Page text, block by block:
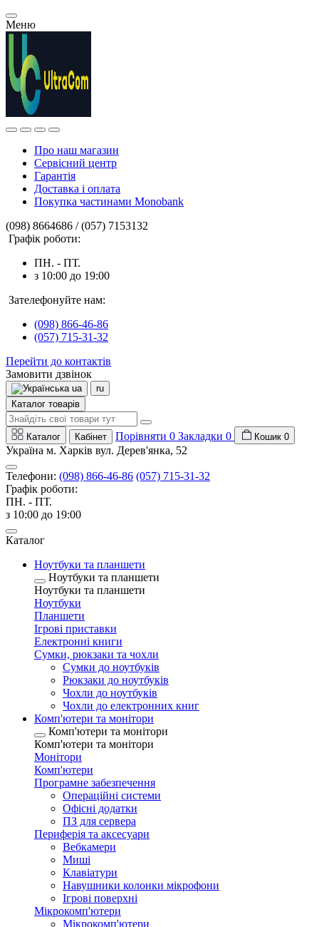
Меню
Про наш магазин
Сервісний центр
Гарантія
Доставка і оплата
Покупка частинами Monobank
(098) 8664686 / (057) 7153132
Графік роботи:
ПН. - ПТ.
з 10:00 до 19:00
Зателефонуйте нам:
(098) 866-46-86
(057) 715-31-32
Перейти до контактів
Замовити дзвінок
ua
ru
Каталог товарів
Каталог Кабінет Порівняти 0 Закладки 0 Кошик 0
Україна м. Харків вул. Дерев'янка, 52
Телефони: (098) 866-46-86 (057) 715-31-32
Графік роботи:
ПН. - ПТ.
з 10:00 до 19:00
Каталог
Ноутбуки та планшети
Ноутбуки та планшети
Ноутбуки та планшети
Ноутбуки
Планшети
Ігрові приставки
Електронні книги
Сумки, рюкзаки та чохли
Сумки до ноутбуків
Рюкзаки до ноутбуків
Чохли до ноутбуків
Чохли до електронних книг
Комп'ютери та монітори
Комп'ютери та монітори
Комп'ютери та монітори
Монітори
Комп'ютери
Програмне забезпечення
Операційні системи
Офісні додатки
ПЗ для сервера
Периферія та аксесуари
Вебкамери
Миші
Клавіатури
Навушники колонки мікрофони
Ігрові поверхні
Мікрокомп'ютери
Мікрокомп'ютери